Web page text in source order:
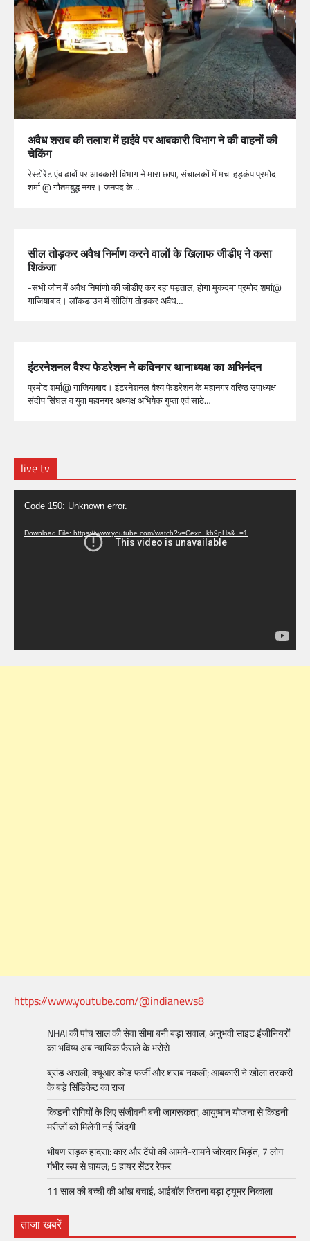
अवैध शराब की तलाश में हाईवे पर आबकारी विभाग ने की वाहनों की
चेकिंग
रेस्टोरेंट एंव ढाबों पर आबकारी विभाग ने मारा छापा, संचालकों में मचा हड़कंप प्रमोद
शर्मा @ गौतमबुद्ध नगर। जनपद के…
सील तोड़कर अवैध निर्माण करने वालों के खिलाफ जीडीए ने कसा
शिकंजा
-सभी जोन में अवैध निर्माणो की जीडीए कर रहा पड़ताल, होगा मुकदमा प्रमोद शर्मा@
गाजियाबाद। लॉकडाउन में सीलिंग तोड़कर अवैध…
इंटरनेशनल वैश्य फेडरेशन ने कविनगर थानाध्यक्ष का अभिनंदन
प्रमोद शर्मा@ गाजियाबाद। इंटरनेशनल वैश्य फेडरेशन के महानगर वरिष्ठ उपाध्यक्ष
संदीप सिंघल व युवा महानगर अध्यक्ष अभिषेक गुप्ता एवं साठे…
live tv
Video
Player
Code 150: Unknown error.
Download File: https://www.youtube.com/watch?v=Cexn_kh9pHs&_=1
https://www.youtube.com/@indianews8
NHAI की पांच साल की सेवा सीमा बनी बड़ा सवाल, अनुभवी साइट इंजीनियरों
का भविष्य अब न्यायिक फैसले के भरोसे
ब्रांड असली, क्यूआर कोड फर्जी और शराब नकली; आबकारी ने खोला तस्करी
के बड़े सिंडिकेट का राज
किडनी रोगियों के लिए संजीवनी बनी जागरूकता, आयुष्मान योजना से किडनी
मरीजों को मिलेगी नई जिंदगी
भीषण सड़क हादसा: कार और टेंपो की आमने-सामने जोरदार भिड़ंत, 7 लोग
गंभीर रूप से घायल; 5 हायर सेंटर रेफर​
11 साल की बच्ची की आंख बचाई, आईबॉल जितना बड़ा ट्यूमर निकाला
ताजा खबरें